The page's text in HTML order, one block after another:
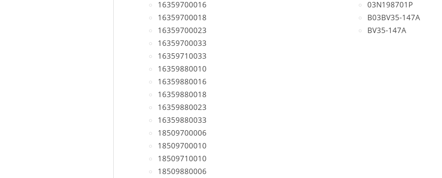
16359700016
16359700018
16359700023
16359700033
16359710033
16359880010
16359880016
16359880018
16359880023
16359880033
18509700006
18509700010
18509710010
18509880006
03N198701P
B03BV35-147A
BV35-147A